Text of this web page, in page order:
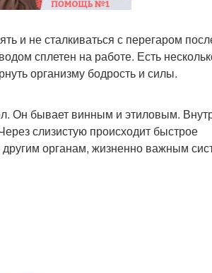
и не сталкиваться с перегаром
сплетен на работе. Есть
организму бодрость и силы.
Он бывает винным и этиловым.
слизистую происходит быстрое
органам, жизненно важным